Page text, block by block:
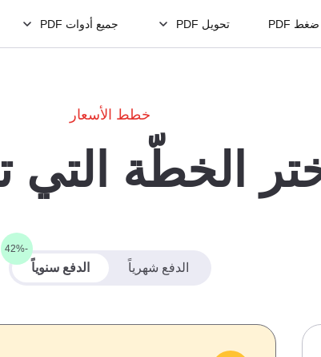
ضغط PDF تحويل PDF جميع أدوات PDF
خطط الأسعار
الخطّة التي
الدفع شهرياً الدفع سنوياً
-42%